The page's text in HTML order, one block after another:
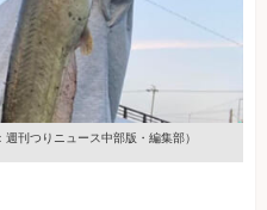
週刊つりニュース中部版・編集部）